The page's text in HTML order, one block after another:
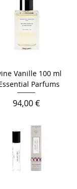
Vanille 100 ml
Parfums
Prix
94,00 €